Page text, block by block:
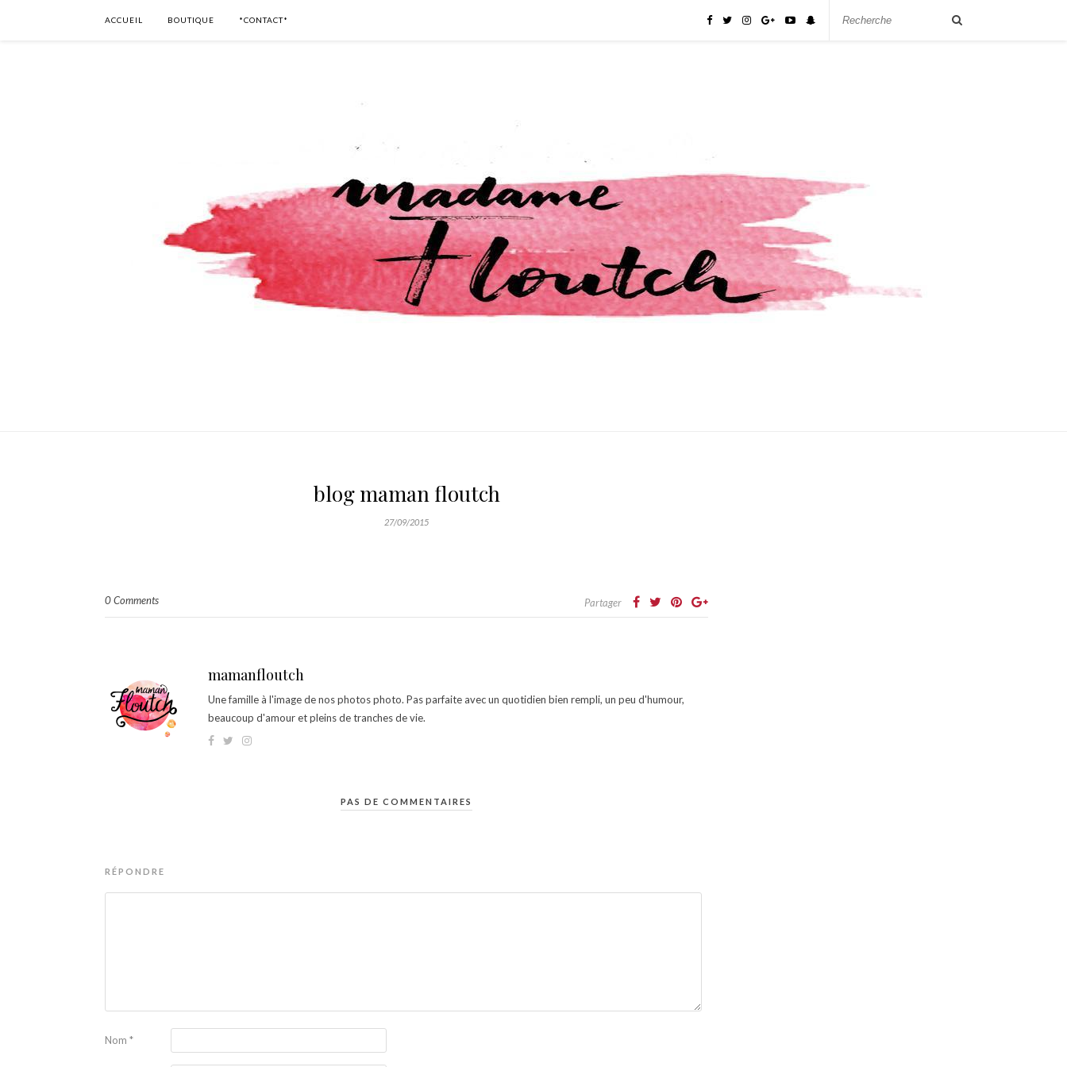
ACCUEIL BOUTIQUE *CONTACT*
blog maman floutch
27/09/2015
0 Comments Partager
mamanfloutch
Une famille à l'image de nos photos photo. Pas parfaite avec un quotidien bien rempli, un peu d'humour,
beaucoup d'amour et pleins de tranches de vie.
PAS DE COMMENTAIRES
RÉPONDRE
Nom *